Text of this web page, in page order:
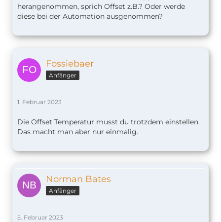
herangenommen, sprich Offset z.B.? Oder werde
diese bei der Automation ausgenommen?
Fossiebaer
Anfänger
1. Februar 2023
Die Offset Temperatur musst du trotzdem einstellen.
Das macht man aber nur einmalig.
Norman Bates
Anfänger
5. Februar 2023